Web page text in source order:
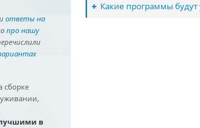
ответы на
про нашу
сборке
в
Какие программы